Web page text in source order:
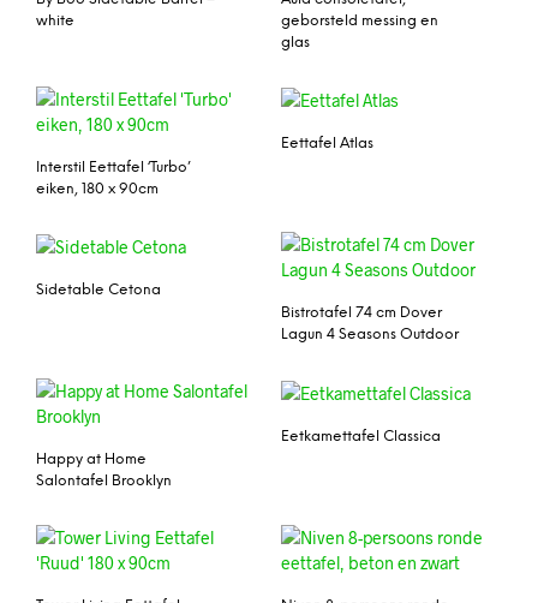
white
geborsteld messing en
glas
Interstil Eettafel ‘Turbo’
eiken, 180 x 90cm
Eettafel Atlas
Sidetable Cetona
Bistrotafel 74 cm Dover
Lagun 4 Seasons Outdoor
Happy at Home
Salontafel Brooklyn
Eetkamettafel Classica